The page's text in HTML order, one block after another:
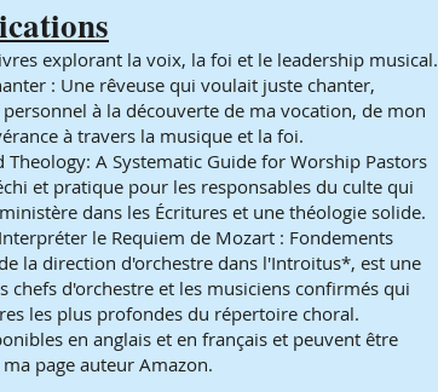
explorant la voix, la foi et le leadership musical.
: Une rêveuse qui voulait juste chanter,
à la découverte de ma vocation, de mon
à travers la musique et la foi.
Theology: A Systematic Guide for Worship Pastors
et pratique pour les responsables du culte qui
dans les Écritures et une théologie solide.
le Requiem de Mozart : Fondements
la direction d'orchestre dans l'Introitus*, est une
chefs d'orchestre et les musiciens confirmés qui
les plus profondes du répertoire choral.
en anglais et en français et peuvent être
page auteur Amazon.